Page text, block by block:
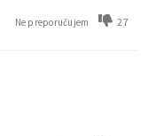
Ne preporučujem 27